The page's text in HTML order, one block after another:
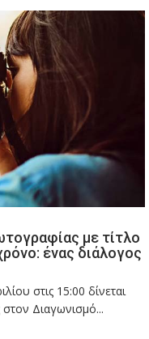
με τίτλο
ένας διάλογος
στις 15:00 δίνεται
Διαγωνισμό...